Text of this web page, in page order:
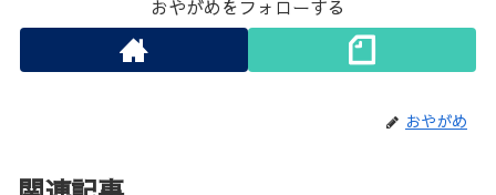
おやがめをフォローする
おやがめ